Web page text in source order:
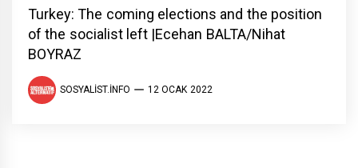
Turkey: The coming elections and the position
of the socialist left |Ecehan BALTA/Nihat
BOYRAZ
SOSYALIST.INFO 12 OCAK 2022